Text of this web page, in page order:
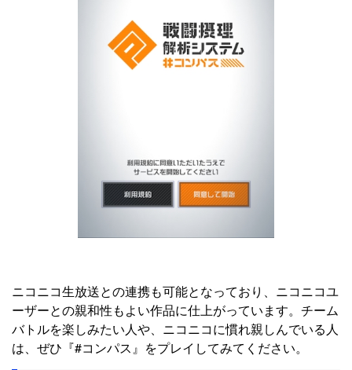
ニコニコ生放送との連携も可能となっており、ニコニコユ
ーザーとの親和性もよい作品に仕上がっています。チーム
バトルを楽しみたい人や、ニコニコに慣れ親しんでいる人
は、ぜひ『#コンパス』をプレイしてみてください。